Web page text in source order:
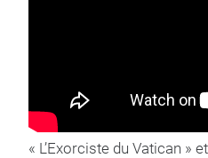
« L’Exorciste du Vatican »